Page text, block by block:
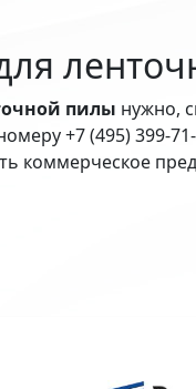
пилы нужно,
+7 (495) 399-
коммерческое